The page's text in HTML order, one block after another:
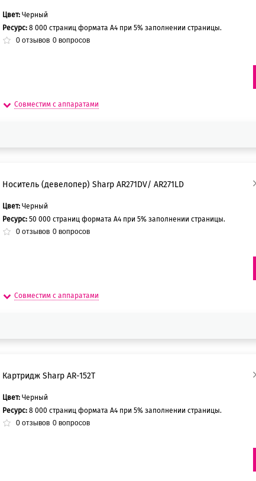
Цвет: Черный
Ресурс: 8 000 страниц формата А4 при 5% заполнении страницы.
0отзывов 0вопросов
Совместим с аппаратами
Носитель (девелопер) Sharp AR271DV/ AR271LD
Цвет: Черный
Ресурс: 50 000 страниц формата А4 при 5% заполнении страницы.
0отзывов 0вопросов
Совместим с аппаратами
Картридж Sharp AR-152T
Цвет: Черный
Ресурс: 8 000 страниц формата А4 при 5% заполнении страницы.
0отзывов 0вопросов